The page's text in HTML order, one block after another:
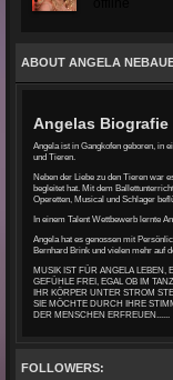
ABOUT ANGELA
Angelas Biografie
Angela ist in Gangkofen geboren, in
und Tieren.
Neben der Liebe zu den Tieren war
begleitet hat. Mit dem
Operetten, Musical und Schlager
In einem Talent Wettbewerb lernte
Angela hat es genossen mit
Bernhard Brink und vielen mehr auf
MUSIK IST FÜR ANGELA
GEFÜHLE FREI, EGAL OB IM
IHR KÖRPER UNTER STROM
SIE MÖCHTE DURCH IHRE
DER MENSCHEN ERFREUEN......
FOLLOWERS: